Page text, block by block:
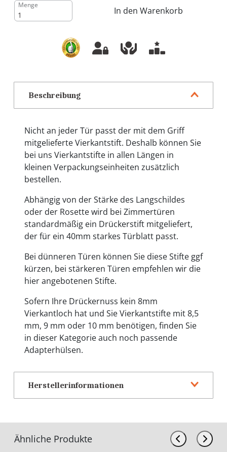
Menge
In den Warenkorb
Beschreibung
Nicht an jeder Tür passt der mit dem Griff
mitgelieferte Vierkantstift. Deshalb können Sie
bei uns Vierkantstifte in allen Längen in
kleinen Verpackungseinheiten zusätzlich
bestellen.
Abhängig von der Stärke des Langschildes
oder der Rosette wird bei Zimmertüren
standardmäßig ein Drückerstift mitgeliefert,
der für ein 40mm starkes Türblatt passt.
Bei dünneren Türen können Sie diese Stifte ggf
kürzen, bei stärkeren Türen empfehlen wir die
hier angebotenen Stifte.
Sofern Ihre Drückernuss kein 8mm
Vierkantloch hat und Sie Vierkantstifte mit 8,5
mm, 9 mm oder 10 mm benötigen, finden Sie
in dieser Kategorie auch noch passende
Adapterhülsen.
Herstellerinformationen
Ähnliche Produkte